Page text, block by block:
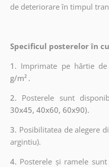
de deteriorare în timpul
Specificul posterelor în
1. Imprimate pe hârtie
g/m² .
2. Posterele sunt
30x45, 40x60, 60x90).
3. Posibilitatea de alegere
argintiu).
4. Posterele și ramele